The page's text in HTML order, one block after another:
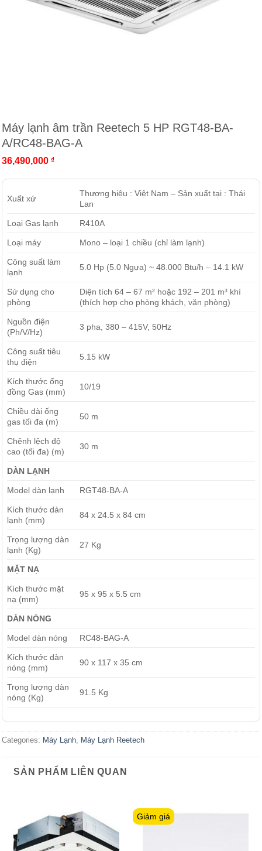
Máy lạnh âm trần Reetech 5 HP RGT48-BA-
A/RC48-BAG-A
36,490,000 ₫
Xuất xứ
Thương hiệu : Việt Nam – Sản xuất tại : Thái
Lan
Loại Gas lạnh R410A
Loại máy Mono – loại 1 chiều (chỉ làm lạnh)
Công suất làm
lạnh
5.0 Hp (5.0 Ngựa) ~ 48.000 Btu/h – 14.1 kW
Sử dụng cho
phòng
Diện tích 64 – 67 m² hoặc 192 – 201 m³ khí
(thích hợp cho phòng khách, văn phòng)
Nguồn điện
(Ph/V/Hz)
3 pha, 380 – 415V, 50Hz
Công suất tiêu
thụ điện
5.15 kW
Kích thước ống
đồng Gas (mm)
10/19
Chiều dài ống
gas tối đa (m)
50 m
Chênh lệch độ
cao (tối đa) (m)
30 m
DÀN LẠNH
Model dàn lạnh RGT48-BA-A
Kích thước dàn
lạnh (mm)
84 x 24.5 x 84 cm
Trọng lượng dàn
lạnh (Kg)
27 Kg
MẶT NẠ
Kích thước mặt
nạ (mm)
95 x 95 x 5.5 cm
DÀN NÓNG
Model dàn nóng RC48-BAG-A
Kích thước dàn
nóng (mm)
90 x 117 x 35 cm
Trọng lượng dàn
nóng (Kg)
91.5 Kg
Categories: Máy Lạnh, Máy Lạnh Reetech
SẢN PHẨM LIÊN QUAN
Giảm giá